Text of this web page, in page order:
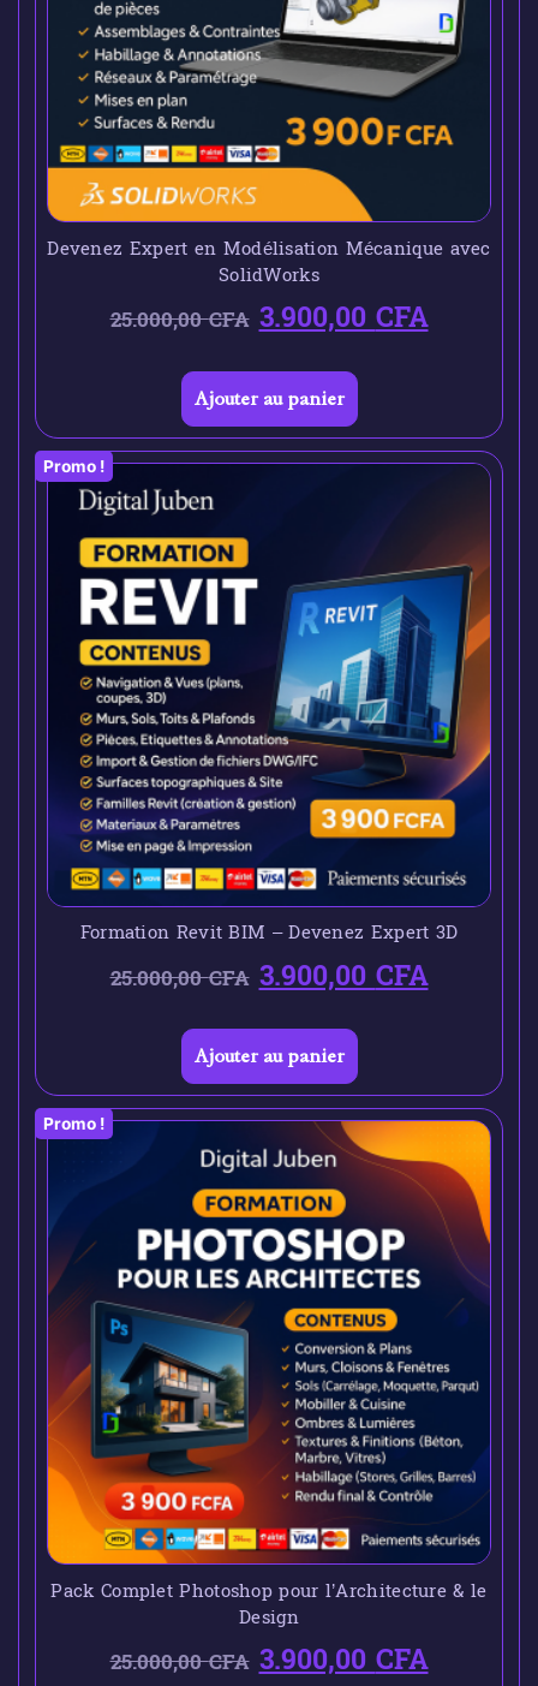
Devenez Expert en Modélisation Mécanique avec
SolidWorks
25.000,00CFA 3.900,00CFA
Ajouter au panier
Promo !
Formation Revit BIM – Devenez Expert 3D
25.000,00CFA 3.900,00CFA
Ajouter au panier
Promo !
Pack Complet Photoshop pour l’Architecture & le
Design
25.000,00CFA 3.900,00CFA